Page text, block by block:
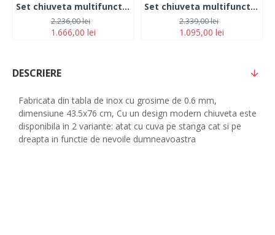
Set chiuveta multifunctionala HAUSBERG din otel inoxidabil, baterie dubla, cuva perforata fructe/legume, cuva universala cu dop scurgere, tocator, 750x460x220 mm, accesorii incluse, Negru
1.666,00 lei
2.236,00 lei
Set chiuveta multifunctionala HAUSBERG din otel inoxidabil, baterie dubla, cuva perforata fructe/legume, cuva universala cu dop scurgere, tocator, 750x460x220 mm, accesorii incluse, Negru
1.095,00 lei
2.339,00 lei
DESCRIERE
Fabricata din tabla de inox cu grosime de 0.6 mm,
dimensiune 43.5x76 cm, Cu un design modern chiuveta este
disponibila in 2 variante: atat cu cuva pe stanga cat si pe
dreapta in functie de nevoile dumneavoastra